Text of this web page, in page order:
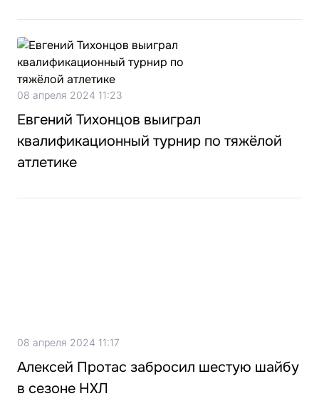
08 апреля 2024 11:23
Евгений Тихонцов выиграл
квалификационный турнир по тяжёлой
атлетике
08 апреля 2024 11:17
Алексей Протас забросил шестую шайбу
в сезоне НХЛ